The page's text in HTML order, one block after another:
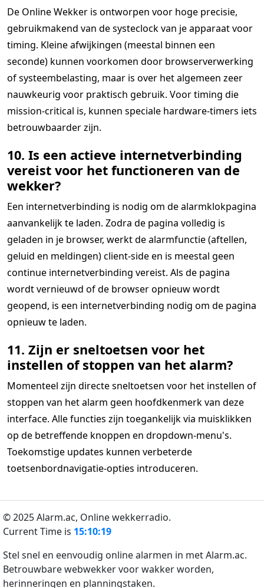
De Online Wekker is ontworpen voor hoge precisie,
gebruikmakend van de systeclock van je apparaat voor
timing. Kleine afwijkingen (meestal binnen een
seconde) kunnen voorkomen door browserverwerking
of systeembelasting, maar is over het algemeen zeer
nauwkeurig voor praktisch gebruik. Voor timing die
mission-critical is, kunnen speciale hardware-timers iets
betrouwbaarder zijn.
10. Is een actieve internetverbinding
vereist voor het functioneren van de
wekker?
Een internetverbinding is nodig om de alarmklokpagina
aanvankelijk te laden. Zodra de pagina volledig is
geladen in je browser, werkt de alarmfunctie (aftellen,
geluid en meldingen) client-side en is meestal geen
continue internetverbinding vereist. Als de pagina
wordt vernieuwd of de browser opnieuw wordt
geopend, is een internetverbinding nodig om de pagina
opnieuw te laden.
11. Zijn er sneltoetsen voor het
instellen of stoppen van het alarm?
Momenteel zijn directe sneltoetsen voor het instellen of
stoppen van het alarm geen hoofdkenmerk van deze
interface. Alle functies zijn toegankelijk via muisklikken
op de betreffende knoppen en dropdown-menu's.
Toekomstige updates kunnen verbeterde
toetsenbordnavigatie-opties introduceren.
© 2025 Alarm.ac, Online wekkerradio.
Current Time is 15:10:19
Stel snel en eenvoudig online alarmen in met Alarm.ac.
Betrouwbare webwekker voor wakker worden,
herinneringen en planningstaken.